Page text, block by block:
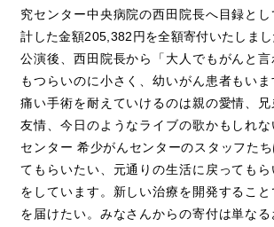
究センター中央病院の西田院長へ目録と
計した金額205,382円を全額寄付いたしまし
公演後、西田院長から「大人でもがんと
もつらいのに小さく、幼いがん患者もいま
痛い手術を耐えていけるのは親の愛情、
友情、今日のようなライブの歌かもしれ
センター 希少がんセンターのスタッフた
てもらいたい、元通りの生活に戻っても
をしています。新しい治療を開発するこ
を届けたい。みなさんからの寄付は単な